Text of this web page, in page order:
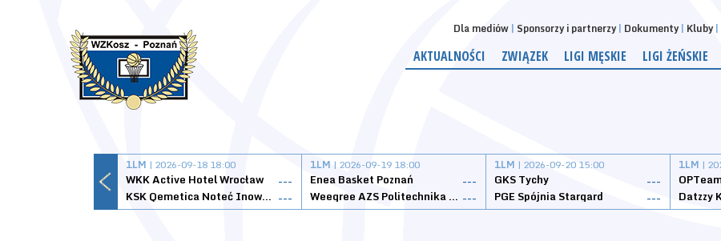
Dla mediów Sponsorzy i partnerzy Dokumenty Kluby
AKTUALNOŚCI ZWIĄZEK LIGI MĘSKIE LIGI ŻEŃSKIE
1LM | 2026-09-18 18:00
WKK Active Hotel Wrocław
---
KSK Qemetica Noteć Inowrocław ---
1LM | 2026-09-19 18:00
Enea Basket Poznań
---
Weegree AZS Politechnika Opolska ---
1LM | 2026-09-20 15:00
GKS Tychy
---
PGE Spójnia Stargard
---
1LM |